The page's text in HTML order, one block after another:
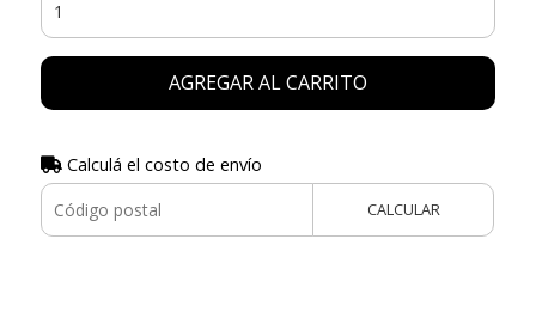
AGREGAR AL CARRITO
Calculá el costo de envío
CALCULAR